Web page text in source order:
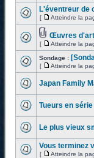
L'éventreur de
[ Atteindre la
Œuvres d'art
[ Atteindre la
Sondage :
[ Atteindre la
Japan Family
Tueurs en
Le plus vieux
Vous terminez
[ Atteindre la